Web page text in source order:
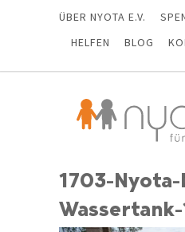
ÜBER NYOTA E.V.
HELFEN
BLOG
1703-Nyota-
Wassertank-